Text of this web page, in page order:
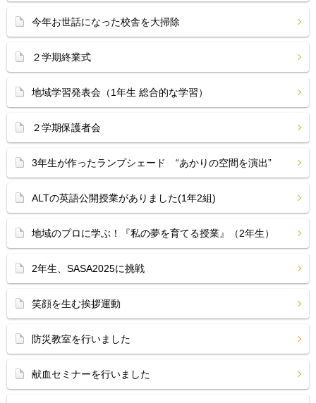
今年お世話になった校舎を大掃除
２学期終業式
地域学習発表会（1年生 総合的な学習）
２学期保護者会
3年生が作ったランプシェード “あかりの空間を演出”
ALTの英語公開授業がありました(1年2組)
地域のプロに学ぶ！『私の夢を育てる授業』（2年生）
2年生、SASA2025に挑戦
笑顔を生む挨拶運動
防災教室を行いました
献血セミナーを行いました